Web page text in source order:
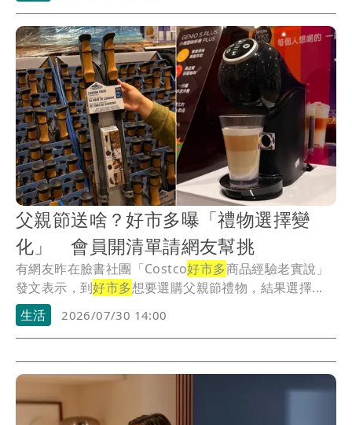
父親節送啥？好市多曝「禮物選擇變
化」 會員開清單請網友幫挑
有網友昨在臉書社團「Costco好市多商品經驗老實說」
發文表示，到好市多想要選購父親節禮物，結果選擇...
生活
2026/07/30 14:00